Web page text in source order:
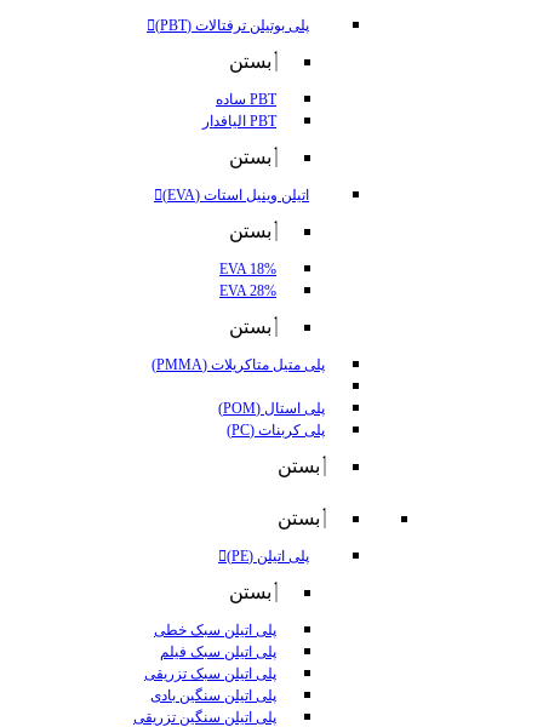
پلی بوتیلن ترفتالات (PBT)
بستن
PBT ساده
PBT الیافدار
بستن
اتیلن وینیل استات (EVA)
بستن
EVA 18%
EVA 28%
بستن
پلی متیل متاکریلات (PMMA)
پلی استال (POM)
پلی کربنات (PC)
بستن
بستن
پلی اتیلن (PE)
بستن
پلی اتیلن سبک خطی
پلی اتیلن سبک فیلم
پلی اتیلن سبک تزریقی
پلی اتیلن سنگین بادی
پلی اتیلن سنگین تزریقی